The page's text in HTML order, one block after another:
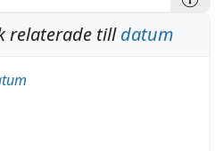
relaterade tilldatum